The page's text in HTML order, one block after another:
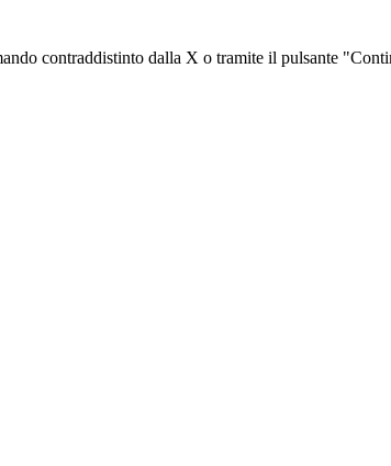
contraddistinto dalla X o tramite il pulsante